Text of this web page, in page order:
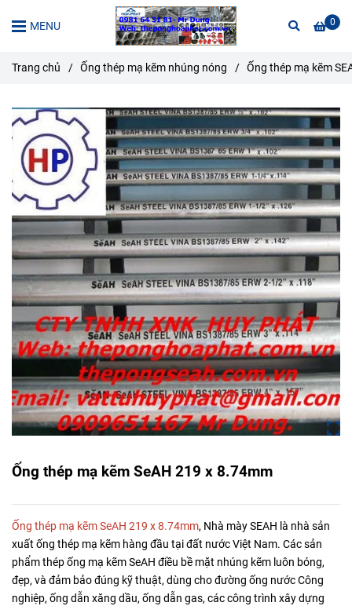
0
MENU
Trang chủ / Ống thép mạ kẽm nhúng nóng / Ống thép mạ kẽm
Ống thép mạ kẽm SeAH 219 x 8.74mm
Ống thép mạ kẽm SeAH 219 x 8.74mm, Nhà mày SEAH là nhà sản
xuất ống thép mạ kẽm hàng đầu tại đất nước Việt Nam. Các sản
phẩm thép ống mạ kẽm SeAH điều bề mặt nhúng kẽm luôn bóng,
đẹp, và đảm bảo đúng kỹ thuật, dùng cho đường ống nước Công
nghiệp, ống dẫn xăng dầu, ống dẫn gas, các công trình xây dựng